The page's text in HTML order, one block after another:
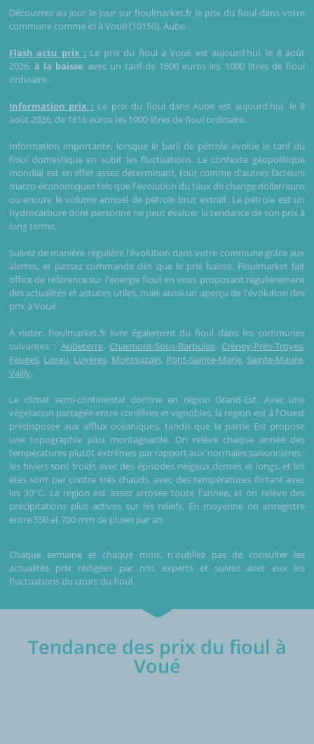
Découvrez au jour le jour sur fioulmarket.fr le prix du fioul dans votre
commune comme ici à Voué (10150), Aube.
Flash actu prix : Le prix du fioul à Voué est aujourd'hui, le 8 août
2026,à la baisse avec un tarif de 1600 euros les 1000 litres de fioul
ordinaire.
Information prix : Le prix du fioul dans Aube est aujourd'hui, le 8
août 2026, de 1616 euros les 1000 litres de fioul ordinaire.
Information importante, lorsque le baril de pétrole évolue le tarif du
fioul domestique en subit les fluctuations. Le contexte géopolitique
mondial est en effet assez déterminant, tout comme d'autres facteurs
macro-économiques tels que l'évolution du taux de change dollar/euro
ou encore le volume annuel de pétrole brut extrait. Le pétrole est un
hydrocarbure dont personne ne peut évaluer la tendance de son prix à
long terme.
Suivez de manière régulière l'évolution dans votre commune grâce aux
alertes, et passez commande dès que le prix baisse. Fioulmarket fait
office de référence sur l'énergie fioul en vous proposant régulièrement
des actualités et astuces utiles, mais aussi un aperçu de l'évolution des
prix à Voué.
À noter, fioulmarket.fr livre également du fioul dans les communes
suivantes : Aubeterre, Charmont-Sous-Barbuise, Créney-Près-Troyes,
Feuges, Lavau, Luyères, Montsuzain, Pont-Sainte-Marie, Sainte-Maure,
Vailly.
Le climat semi-continental domine en région Grand-Est. Avec une
végétation partagée entre conifères et vignobles, la région est à l'Ouest
prédisposée aux afflux océaniques, tandis que la partie Est propose
une topographie plus montagnarde. On relève chaque année des
températures plutôt extrêmes par rapport aux normales saisonnières :
les hivers sont froids avec des épisodes neigeux denses et longs, et les
étés sont par contre très chauds, avec des températures flirtant avec
les 30°C. La région est assez arrosée toute l'année, et on relève des
précipitations plus actives sur les reliefs. En moyenne on enregistre
entre 550 et 700 mm de pluies par an.
Chaque semaine et chaque mois, n'oubliez pas de consulter les
actualités prix rédigées par nos experts et suivez avec eux les
fluctuations du cours du fioul.
Tendance des prix du fioul à
Voué